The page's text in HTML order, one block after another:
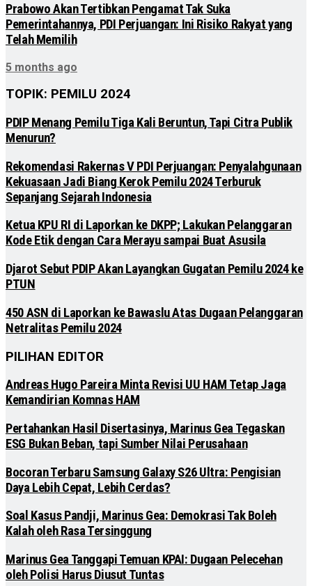
Prabowo Akan Tertibkan Pengamat Tak Suka
Pemerintahannya, PDI Perjuangan: Ini Risiko Rakyat yang
Telah Memilih
5 months ago
TOPIK: PEMILU 2024
PDIP Menang Pemilu Tiga Kali Beruntun, Tapi Citra Publik
Menurun?
Rekomendasi Rakernas V PDI Perjuangan: Penyalahgunaan
Kekuasaan Jadi Biang Kerok Pemilu 2024 Terburuk
Sepanjang Sejarah Indonesia
Ketua KPU RI di Laporkan ke DKPP; Lakukan Pelanggaran
Kode Etik dengan Cara Merayu sampai Buat Asusila
Djarot Sebut PDIP Akan Layangkan Gugatan Pemilu 2024 ke
PTUN
450 ASN di Laporkan ke Bawaslu Atas Dugaan Pelanggaran
Netralitas Pemilu 2024
PILIHAN EDITOR
Andreas Hugo Pareira Minta Revisi UU HAM Tetap Jaga
Kemandirian Komnas HAM
Pertahankan Hasil Disertasinya, Marinus Gea Tegaskan
ESG Bukan Beban, tapi Sumber Nilai Perusahaan
Bocoran Terbaru Samsung Galaxy S26 Ultra: Pengisian
Daya Lebih Cepat, Lebih Cerdas?
Soal Kasus Pandji, Marinus Gea: Demokrasi Tak Boleh
Kalah oleh Rasa Tersinggung
Marinus Gea Tanggapi Temuan KPAI: Dugaan Pelecehan
oleh Polisi Harus Diusut Tuntas